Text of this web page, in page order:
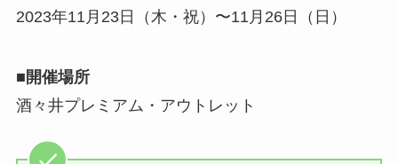
2023年11月23日（木・祝）〜11月26日（日）
■開催場所
酒々井プレミアム・アウトレット